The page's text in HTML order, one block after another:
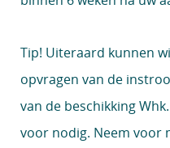
Tip! Uiteraard kunnen
opvragen van de
van de beschikking
voor nodig. Neem voor